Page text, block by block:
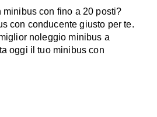
minibus con fino a 20 posti?
con conducente giusto per te.
noleggio minibus a
oggi il tuo minibus con